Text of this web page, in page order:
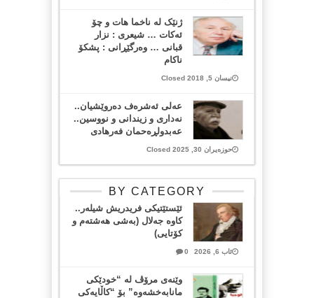
ژنێک لە ناخما هات و چۆ
ئەکات … شیعری : نزار
قبانی … وەرگێڕانی : پشکۆ
ناکام
نیسان 5, 2018 Closed
عەلی ئەشرەف دەروێشیان..
نەداری و زیندانی و نووسین..
عەبدولڕەحمان فەرهادی
حوزەیران 30, 2025 Closed
BY CATEGORY
ئێستێتیکی فریدریش شیلەر..
کاوە جەلال (بەشی هەشتەم و
کۆتایی)
ئاب 6, 2026 0
وێنەی مرۆڤ لە “خودێکی
مانابەخشەوە” بۆ “کاڵایەکی